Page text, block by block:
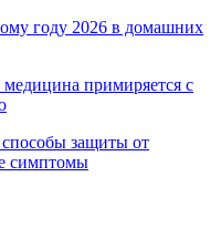
году 2026 в домашних
примиряется с
способы защиты от
симптомы